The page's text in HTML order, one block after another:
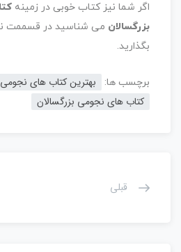
اگر شما نیز کتاب خوبی در زمینه
بزرگسالان می شناسید در قسممت
بگذارید.
برچسب ها:
بهترین کتاب های نجومی
کتاب های نجومی بزرگسالان
قبلی